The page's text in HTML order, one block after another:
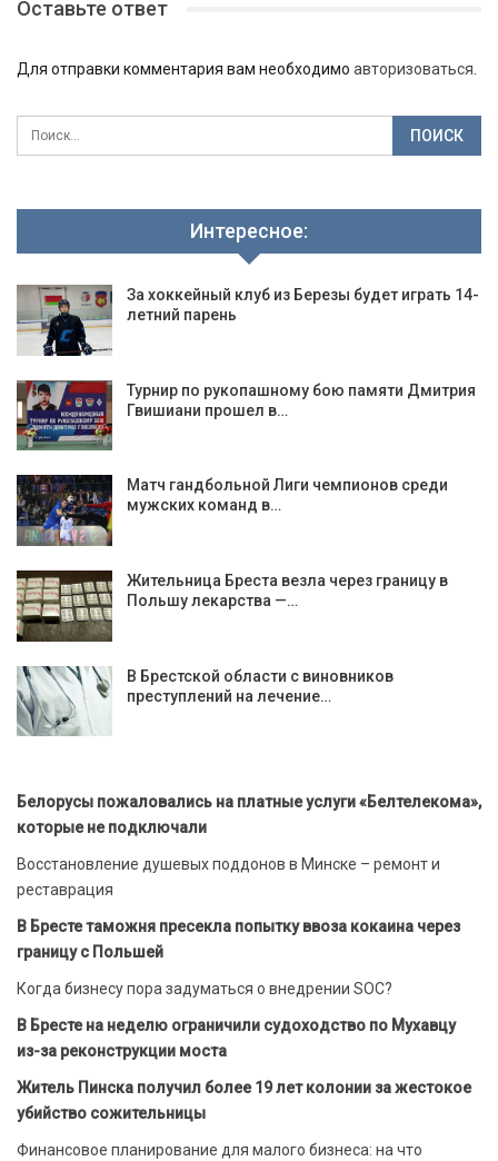
Оставьте ответ
Для отправки комментария вам необходимо авторизоваться
Интересное:
За хоккейный клуб из Березы будет играть 14-
летний парень
Турнир по рукопашному бою памяти Дмитрия
Гвишиани прошел в…
Матч гандбольной Лиги чемпионов среди
мужских команд в…
Жительница Бреста везла через границу в
Польшу лекарства —…
В Брестской области с виновников
преступлений на лечение…
Белорусы пожаловались на платные услуги «Белтелекома»,
которые не подключали
Восстановление душевых поддонов в Минске – ремонт и
реставрация
В Бресте таможня пресекла попытку ввоза кокаина через
границу с Польшей
Когда бизнесу пора задуматься о внедрении SOC?
В Бресте на неделю ограничили судоходство по Мухавцу
из-за реконструкции моста
Житель Пинска получил более 19 лет колонии за жестокое
убийство сожительницы
Финансовое планирование для малого бизнеса: на что